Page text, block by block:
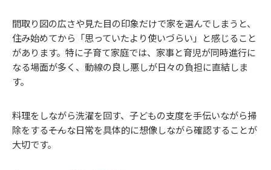
間取り図の広さや見た目の印象だけで家を選んでしまうと、
住み始めてから「思っていたより使いづらい」と感じること
があります。特に子育て家庭では、家事と育児が同時進行に
なる場面が多く、動線の良し悪しが日々の負担に直結しま
す。
料理をしながら洗濯を回す、子どもの支度を手伝いながら掃
除をする――そんな日常を具体的に想像しながら確認することが
大切です。